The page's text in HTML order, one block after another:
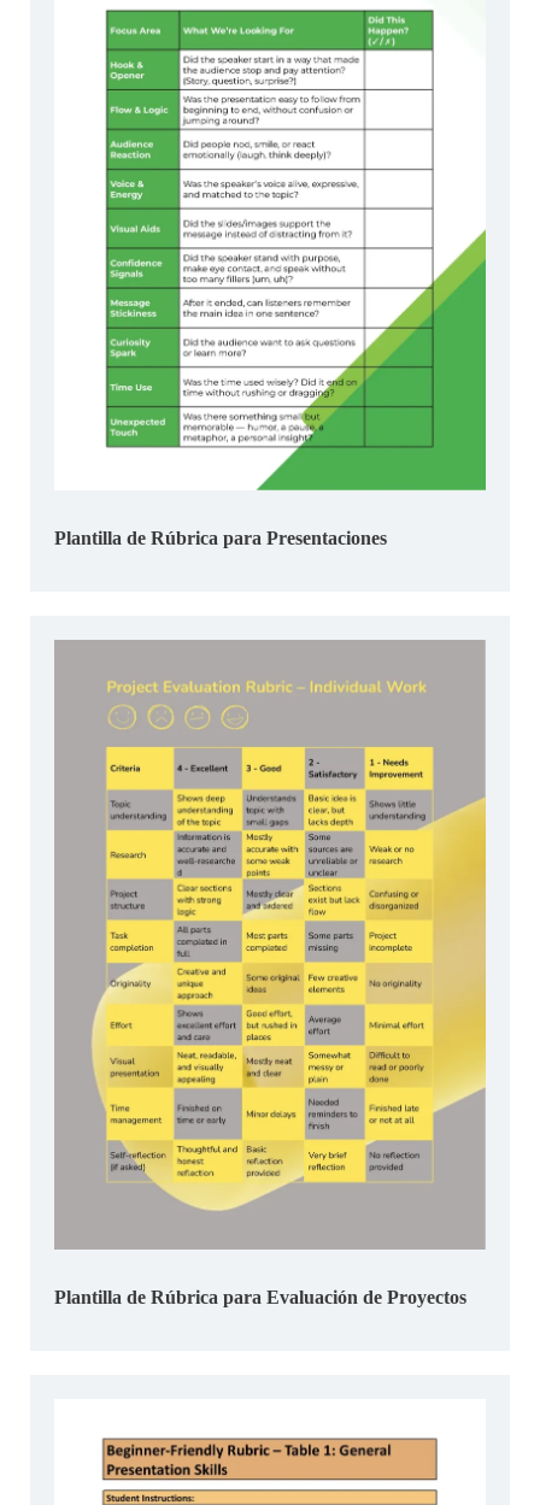
Plantilla de Rúbrica para Presentaciones
Plantilla de Rúbrica para Evaluación de Proyectos